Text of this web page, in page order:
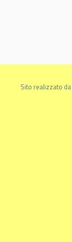
Sito realizzato da